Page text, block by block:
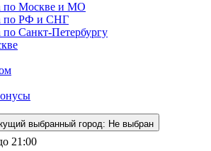
по Москве и МО
по РФ и СНГ
по Санкт-Петербургу
выбранный город: Не выбран
21:00